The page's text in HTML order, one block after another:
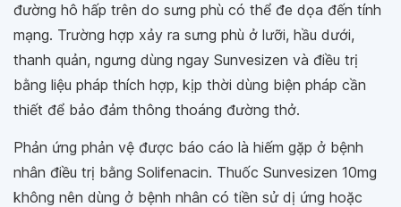
đường hô hấp trên do sưng phù có thể đe dọa đến tính
mạng. Trường hợp xảy ra sưng phù ở lưỡi, hầu dưới,
thanh quản, ngưng dùng ngay Sunvesizen và điều trị
bằng liệu pháp thích hợp, kịp thời dùng biện pháp cần
thiết để bảo đảm thông thoáng đường thở.
Phản ứng phản vệ được báo cáo là hiếm gặp ở bệnh
nhân điều trị bằng Solifenacin. Thuốc Sunvesizen 10mg
không nên dùng ở bệnh nhân có tiền sử dị ứng hoặc